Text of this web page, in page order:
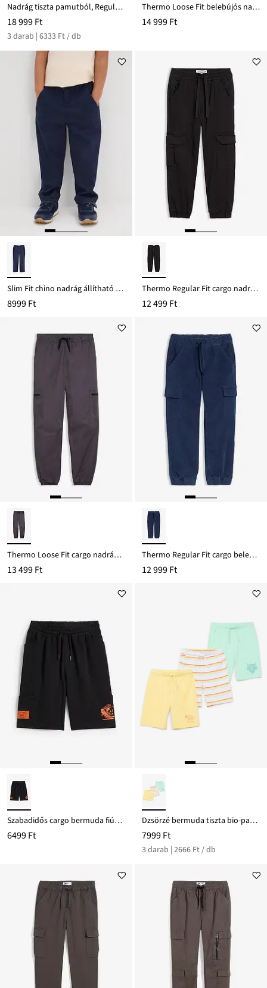
Nadrág tiszta pamutból, Regular Fit (3 db-os csomag)
18 999 Ft
3 darab | 6333 Ft / db
Thermo Loose Fit belebújós nadrág, dzsörzé béléssel
14 999 Ft
Slim Fit chino nadrág állítható derékpánttal, Straight
8999 Ft
Thermo Regular Fit cargo nadrág dzsörzé béléssel
12 499 Ft
Thermo Loose Fit cargo nadrág dzsörzé béléssel
13 499 Ft
Thermo Regular Fit cargo belebújós nadrág kordból, dzsörzé béléssel
12 999 Ft
Szabadidős cargo bermuda fiúknak, tiszta bio-pamutból
6499 Ft
Dzsörzé bermuda tiszta bio-pamutból (3 db-os csomag)
7999 Ft
3 darab | 2666 Ft / db